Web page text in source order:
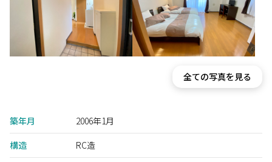
全ての写真を見る
築年月
2006年1月
構造
RC造